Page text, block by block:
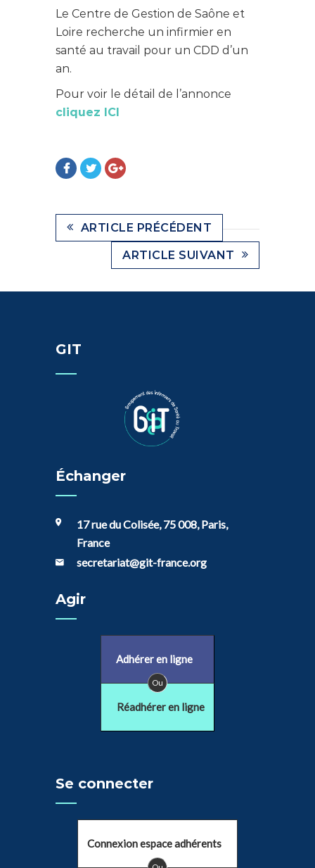
Le Centre de Gestion de Saône et
Loire recherche un infirmier en
santé au travail pour un CDD d’un
an.
Pour voir le détail de l’annonce
cliquez ICI
ARTICLE PRÉCÉDENT
ARTICLE SUIVANT
GIT
Échanger
17 rue du Colisée, 75 008, Paris,
France
secretariat@git-france.org
Agir
Adhérer en ligne
Ou
Réadhérer en ligne
Se connecter
Connexion espace adhérents